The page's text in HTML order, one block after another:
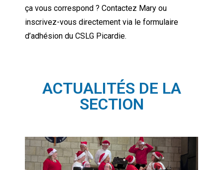
ça vous correspond ? Contactez Mary ou
inscrivez-vous directement via le formulaire
d’adhésion du CSLG Picardie.
ACTUALITÉS DE LA
SECTION